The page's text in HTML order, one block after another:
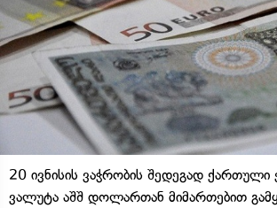
20 ივნისის ვაჭრობის შედეგად
ვალუტა აშშ დოლართან მიმართებით